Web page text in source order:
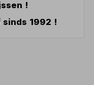
!
1992 !